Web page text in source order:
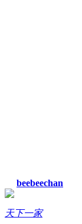
beebeechan
天下一家